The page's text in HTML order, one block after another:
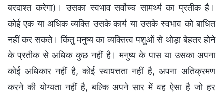
बरदाश्त करेगा)। उसका स्वभाव सर्वोच्च सामर्थ्य का प्रतीक है।
कोई एक या अधिक व्यक्ति उसके कार्य या उसके स्वभाव को बाधित
नहीं कर सकते। किंतु मनुष्य का व्यक्तित्व पशुओं से थोड़ा बेहतर होने
के प्रतीक से अधिक कुछ नहीं है। मनुष्य के पास या उसका अपना
कोई अधिकार नहीं है, कोई स्वायत्तता नहीं है, अपना अतिक्रमण
करने की योग्यता नहीं है, बल्कि अपने सार में वह ऐसा है जो हर